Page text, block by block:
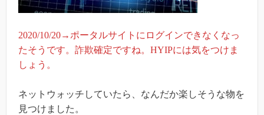
2020/10/20→ポータルサイトにログインできなくなっ
たそうです。詐欺確定ですね。HYIPには気をつけま
しょう。
ネットウォッチしていたら、なんだか楽しそうな物を
見つけました。